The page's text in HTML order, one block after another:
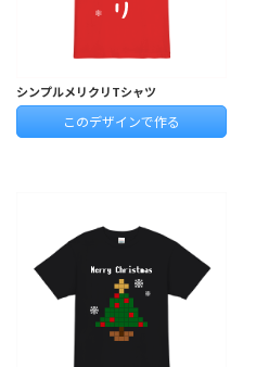
シンプルメリクリTシャツ
このデザインで作る